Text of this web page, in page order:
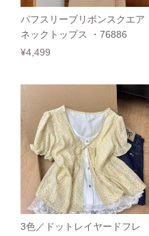
パフスリーブリボンスクエア
ネックトップス ・76886
¥4,499
3色／ドットレイヤードフレ